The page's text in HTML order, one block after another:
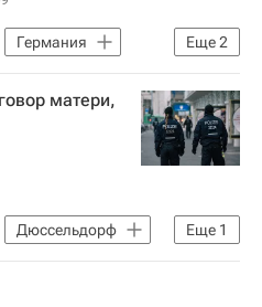
Еще2
Германия
Bild
матери,
Еще 1
Дюссельдорф